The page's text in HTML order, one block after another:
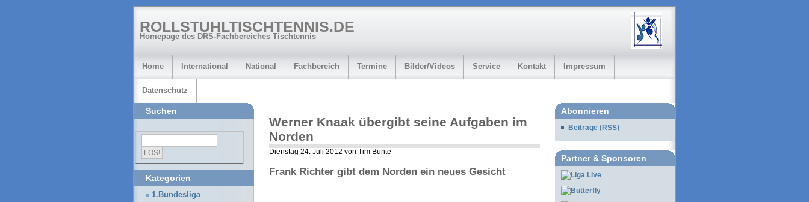
ROLLSTUHLTISCHTENNIS.DE
Homepage des DRS-Fachbereiches Tischtennis
Home International National Fachbereich Termine Bilder/Videos Service Kontakt Impressum
Datenschutz
Werner Knaak übergibt seine Aufgaben im
Norden
Dienstag 24. Juli 2012 von Tim Bunte
Frank Richter gibt dem Norden ein neues Gesicht
Suchen
Kategorien
1.Bundesliga
Abonnieren
Beiträge (RSS)
Partner & Sponsoren